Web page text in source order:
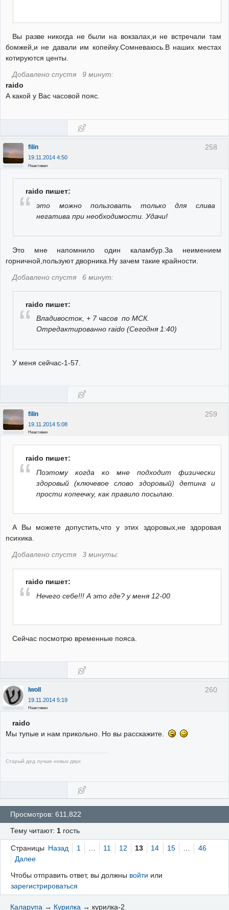
Вы разве никогда не были на вокзалах,и не встречали там
бомжей,и не давали им копейку.Сомневаюсь.В наших местах
котируются центы.
Добавлено спустя 9 минут:
raido
А какой у Вас часовой пояс.
258
filin
19.11.2014 4:50
Неактивен
raido пишет:
это можно пользовать только для слива
негатива при необходимости. Удачи!
Это мне напомнило один каламбур.За неимением
горничной,пользуют дворника.Ну зачем такие крайности.
Добавлено спустя 6 минут:
raido пишет:
Владивосток, + 7 часов по МСК.
Отредактированно raido (Сегодня 1:40)
У меня сейчас-1-57.
259
filin
19.11.2014 5:08
Неактивен
raido пишет:
Поэтому когда ко мне подходит физически
здоровый (ключевое слово здоровый) детина и
прости копеечку, как правило посылаю.
А Вы можете допустить,что у этих здоровых,не здоровая
психика.
Добавлено спустя 3 минуты:
raido пишет:
Нечего себе!!! А это где? у меня 12-00
Сейчас посмотрю временные пояса.
260
Iwoll
19.11.2014 5:19
Неактивен
raido
Мы тупые и нам прикольно. Но вы расскажите.
Старый дед лучше новых двух
Просмотров: 611,822
Тему читают: 1 гость
Страницы Назад 1 11 12 13 14 15
46
Далее
Чтобы отправить ответ, вы должны войти или
зарегистрироваться
Каларупа → Курилка → курилка-2